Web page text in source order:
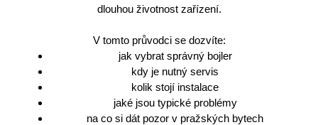
dlouhou životnost zařízení.
V tomto průvodci se dozvíte:
jak vybrat správný bojler
kdy je nutný servis
kolik stojí instalace
jaké jsou typické problémy
na co si dát pozor v pražských bytech